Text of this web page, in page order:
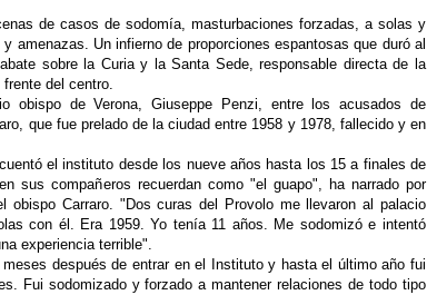
de casos de sodomía, masturbaciones forzadas, a solas y
amenazas. Un infierno de proporciones espantosas que duró al
sobre la Curia y la Santa Sede, responsable directa de la
del centro.
obispo de Verona, Giuseppe Penzi, entre los acusados de
que fue prelado de la ciudad entre 1958 y 1978, fallecido y en
el instituto desde los nueve años hasta los 15 a finales de
sus compañeros recuerdan como "el guapo", ha narrado por
obispo Carraro. "Dos curas del Provolo me llevaron al palacio
con él. Era 1959. Yo tenía 11 años. Me sodomizó e intentó
experiencia terrible".
después de entrar en el Instituto y hasta el último año fui
Fui sodomizado y forzado a mantener relaciones de todo tipo